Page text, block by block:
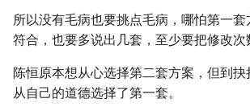
所以没有毛病也要挑点毛病，哪怕第一
符合，也要多说出几套，至少要把修改次
陈恒原本想从心选择第二套方案，但到
从自己的道德选择了第一套。